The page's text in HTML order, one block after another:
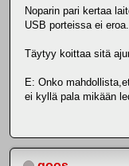
Noparin pari kertaa
USB porteissa ei eroa.
Täytyy koittaa sitä
E: Onko
ei kyllä pala mikään